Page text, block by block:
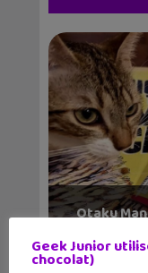
Otaku
Geek Junior
chocolat)